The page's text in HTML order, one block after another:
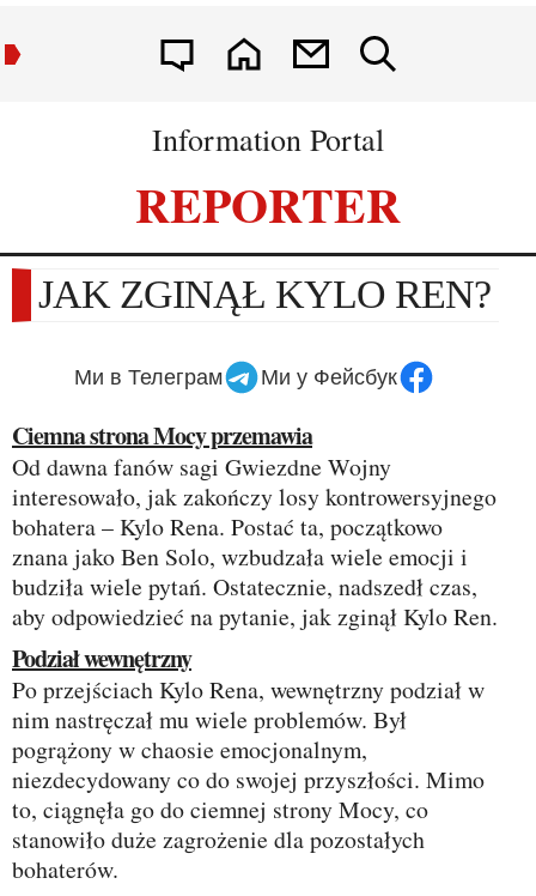
Information Portal
REPORTER
JAK ZGINĄŁ KYLO REN?
Ми в Телеграм Ми у Фейсбук
Ciemna strona Mocy przemawia
Od dawna fanów sagi Gwiezdne Wojny
interesowało, jak zakończy losy kontrowersyjnego
bohatera – Kylo Rena. Postać ta, początkowo
znana jako Ben Solo, wzbudzała wiele emocji i
budziła wiele pytań. Ostatecznie, nadszedł czas,
aby odpowiedzieć na pytanie, jak zginął Kylo Ren.
Podział wewnętrzny
Po przejściach Kylo Rena, wewnętrzny podział w
nim nastręczał mu wiele problemów. Był
pogrążony w chaosie emocjonalnym,
niezdecydowany co do swojej przyszłości. Mimo
to, ciągnęła go do ciemnej strony Mocy, co
stanowiło duże zagrożenie dla pozostałych
bohaterów.